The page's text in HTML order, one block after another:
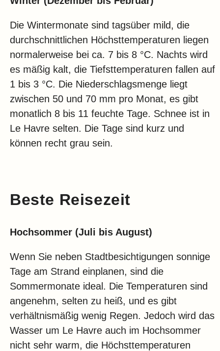
Die Wintermonate sind tagsüber mild, die
durchschnittlichen Höchsttemperaturen liegen
normalerweise bei ca. 7 bis 8 °C. Nachts wird
es mäßig kalt, die Tiefsttemperaturen fallen auf
1 bis 3 °C. Die Niederschlagsmenge liegt
zwischen 50 und 70 mm pro Monat, es gibt
monatlich 8 bis 11 feuchte Tage. Schnee ist in
Le Havre selten. Die Tage sind kurz und
können recht grau sein.
Beste Reisezeit
Hochsommer (Juli bis August)
Wenn Sie neben Stadtbesichtigungen sonnige
Tage am Strand einplanen, sind die
Sommermonate ideal. Die Temperaturen sind
angenehm, selten zu heiß, und es gibt
verhältnismäßig wenig Regen. Jedoch wird das
Wasser um Le Havre auch im Hochsommer
nicht sehr warm, die Höchsttemperaturen